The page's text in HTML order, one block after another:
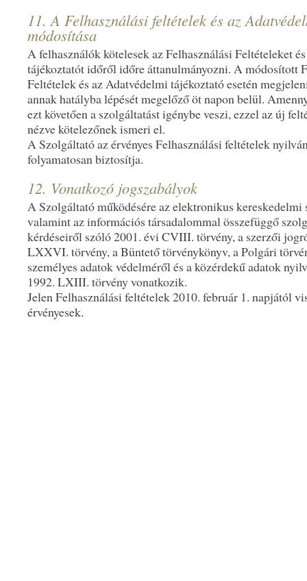
11. A Felhasználási feltételek és az
módosítása
A felhasználók kötelesek az Felhasználási Feltételeket
tájékoztatót időről időre áttanulmányozni. A módosított
Feltételek és az Adatvédelmi tájékoztató esetén
annak hatályba lépését megelőző öt napon belül.
ezt követően a szolgáltatást igénybe veszi, ezzel az új
nézve kötelezőnek ismeri el.
A Szolgáltató az érvényes Felhasználási feltételek
folyamatosan biztosítja.
12. Vonatkozó jogszabályok
A Szolgáltató működésére az elektronikus kereskedelmi
valamint az információs társadalommal összefüggő
kérdéseiről szóló 2001. évi CVIII. törvény, a szerzői
LXXVI. törvény, a Büntető törvénykönyv, a Polgári
személyes adatok védelméről és a közérdekű adatok
1992. LXIII. törvény vonatkozik.
Jelen Felhasználási feltételek 2010. február 1. napjától
érvényesek.